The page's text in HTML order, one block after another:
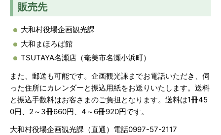
販売先
大和村役場企画観光課
大和まほろば館
TSUTAYA名瀬店（奄美市名瀬小浜町）
また、郵送も可能です。企画観光課までお電話いただき、伺
った住所にカレンダーと振込用紙をお送りいたします。送料
と振込手数料はお客さまのご負担となります。送料は1冊45
0円、2～3冊660円、4～6冊920円です。
大和村役場企画観光課（直通）電話0997-57-2117